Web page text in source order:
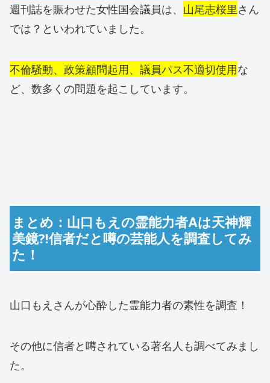
週刊誌を賑わせた女性国会議員は、 山尾志桜里さん
では？といわれていました。
不倫騒動、政策顧問起用、議員パス不適切使用な
ど、数多くの問題を起こしています。
まとめ：山口もえの霊能力者Aは天神輝
美鏡⁈信者だと噂の芸能人を調査してみ
た！
山口もえさんが心酔した霊能力者の素性を調査！
その他に信者と噂されている著名人も調べてみまし
た。